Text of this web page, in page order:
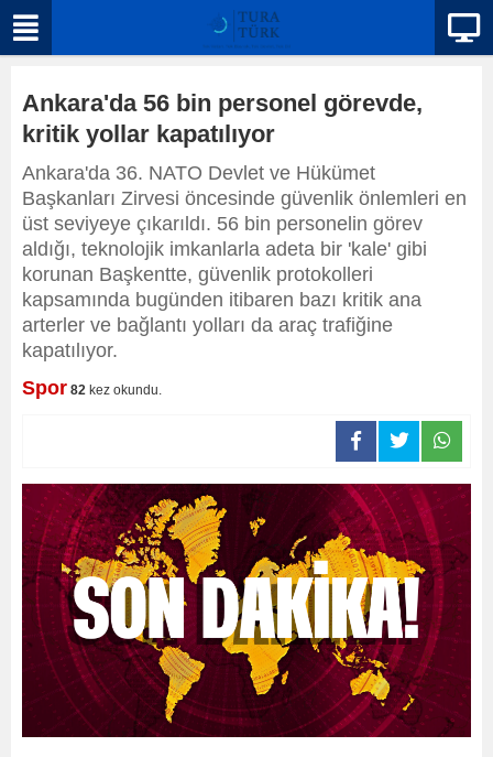
Ankara'da 56 bin personel görevde,
kritik yollar kapatılıyor
Ankara'da 36. NATO Devlet ve Hükümet
Başkanları Zirvesi öncesinde güvenlik önlemleri en
üst seviyeye çıkarıldı. 56 bin personelin görev
aldığı, teknolojik imkanlarla adeta bir 'kale' gibi
korunan Başkentte, güvenlik protokolleri
kapsamında bugünden itibaren bazı kritik ana
arterler ve bağlantı yolları da araç trafiğine
kapatılıyor.
Spor 82 kez okundu.